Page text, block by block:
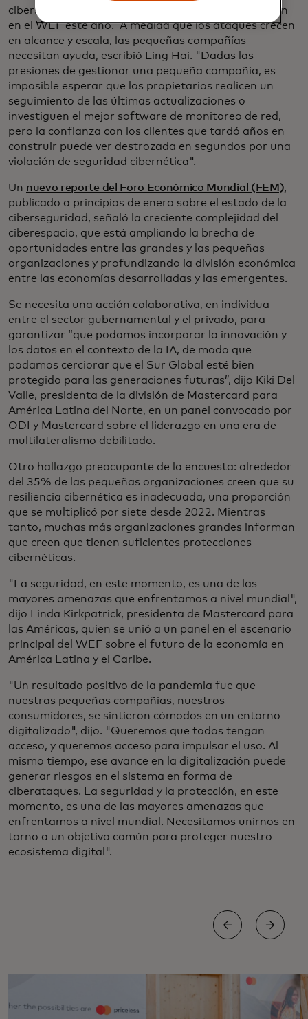
ciberseguridad fue un tema importante de discusión
en el WEF este año. A medida que los ataques crecen
en alcance y escala, las pequeñas compañías
necesitan ayuda, escribió Ling Hai. "Dadas las
presiones de gestionar una pequeña compañía, es
imposible esperar que los propietarios realicen un
seguimiento de las últimas actualizaciones o
investiguen el mejor software de monitoreo de red,
pero la confianza con los clientes que tardó años en
construir puede ver destrozada en segundos por una
violación de seguridad cibernética".
Un nuevo reporte del Foro Económico Mundial (FEM),
publicado a principios de enero sobre el estado de la
ciberseguridad, señaló la creciente complejidad del
ciberespacio, que está ampliando la brecha de
oportunidades entre las grandes y las pequeñas
organizaciones y profundizando la división económica
entre las economías desarrolladas y las emergentes.
Se necesita una acción colaborativa, en individua
entre el sector gubernamental y el privado, para
garantizar “que podamos incorporar la innovación y
los datos en el contexto de la IA, de modo que
podamos cerciorar que el Sur Global esté bien
protegido para las generaciones futuras”, dijo Kiki Del
Valle, presidenta de la división de Mastercard para
América Latina del Norte, en un panel convocado por
ODI y Mastercard sobre el liderazgo en una era de
multilateralismo debilitado.
Otro hallazgo preocupante de la encuesta: alrededor
del 35% de las pequeñas organizaciones creen que su
resiliencia cibernética es inadecuada, una proporción
que se multiplicó por siete desde 2022. Mientras
tanto, muchas más organizaciones grandes informan
que creen que tienen suficientes protecciones
cibernéticas.
"La seguridad, en este momento, es una de las
mayores amenazas que enfrentamos a nivel mundial",
dijo Linda Kirkpatrick, presidenta de Mastercard para
las Américas, quien se unió a un panel en el escenario
principal del WEF sobre el futuro de la economía en
América Latina y el Caribe.
"Un resultado positivo de la pandemia fue que
nuestras pequeñas compañías, nuestros
consumidores, se sintieron cómodos en un entorno
digitalizado", dijo. "Queremos que todos tengan
acceso, y queremos acceso para impulsar el uso. Al
mismo tiempo, ese avance en la digitalización puede
generar riesgos en el sistema en forma de
ciberataques. La seguridad y la protección, en este
momento, es una de las mayores amenazas que
enfrentamos a nivel mundial. Necesitamos unirnos en
torno a un objetivo común para proteger nuestro
ecosistema digital".